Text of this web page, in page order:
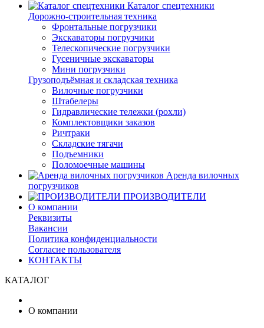
Каталог спецтехники
Дорожно-строительная техника
Фронтальные погрузчики
Экскаваторы погрузчики
Телескопические погрузчики
Гусеничные экскаваторы
Мини погрузчики
Грузоподъёмная и складская техника
Вилочные погрузчики
Штабелеры
Гидравлические тележки (рохли)
Комплектовщики заказов
Ричтраки
Складские тягачи
Подъемники
Поломоечные машины
Аренда вилочных
погрузчиков
ПРОИЗВОДИТЕЛИ
О компании
Реквизиты
Вакансии
Политика конфиденциальности
Согласие пользователя
КОНТАКТЫ
КАТАЛОГ
О компании